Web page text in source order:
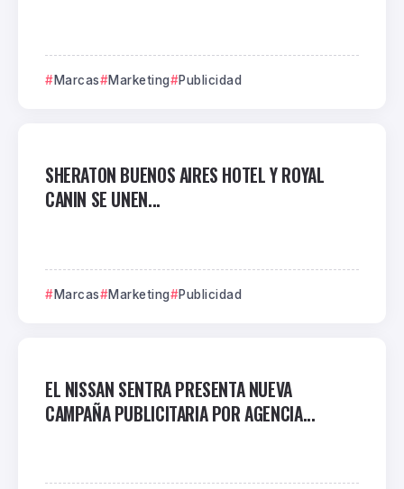
Marcas Marketing Publicidad
SHERATON BUENOS AIRES HOTEL Y ROYAL
CANIN SE UNEN...
Marcas Marketing Publicidad
EL NISSAN SENTRA PRESENTA NUEVA
CAMPAÑA PUBLICITARIA POR AGENCIA...